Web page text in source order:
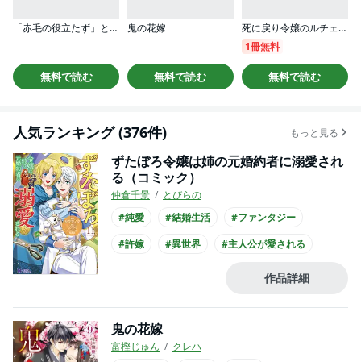
「赤毛の役立たず」とクビになった魔力なしの魔女ですが、「薬草の知識がハンパない！」と王立研究所に即採用されました。[ばら売り]
無料で読む
鬼の花嫁
無料で読む
死に戻り令嬢のルチェッタ
1冊無料
無料で読む
人気ランキング (376件) もっと見る
ずたぼろ令嬢は姉の元婚約者に溺愛され
る（コミック）
仲倉千景
とびらの
#純愛
#結婚生活
#ファンタジー
#許嫁
#異世界
#主人公が愛される
#犬系男子作品詳細
鬼の花嫁
富樫じゅん
クレハ